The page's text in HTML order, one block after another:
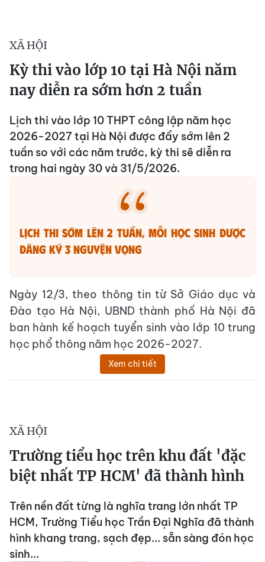
XÃ HỘI
Kỳ thi vào lớp 10 tại Hà Nội năm
nay diễn ra sớm hơn 2 tuần
Lịch thi vào lớp 10 THPT công lập năm học
2026-2027 tại Hà Nội được đẩy sớm lên 2
tuần so với các năm trước, kỳ thi sẽ diễn ra
trong hai ngày 30 và 31/5/2026.
Lịch thi sớm lên 2 tuần, mỗi học sinh được
đăng ký 3 nguyện vọng
Ngày 12/3, theo thông tin từ Sở Giáo dục và
Đào tạo Hà Nội, UBND thành phố Hà Nội đã
ban hành kế hoạch tuyển sinh vào lớp 10 trung
học phổ thông năm học 2026-2027.
Xem chi tiết
XÃ HỘI
Trường tiểu học trên khu đất 'đặc
biệt nhất TP HCM' đã thành hình
Trên nền đất từng là nghĩa trang lớn nhất TP
HCM, Trường Tiểu học Trần Đại Nghĩa đã thành
hình khang trang, sạch đẹp... sẵn sàng đón học
sinh...